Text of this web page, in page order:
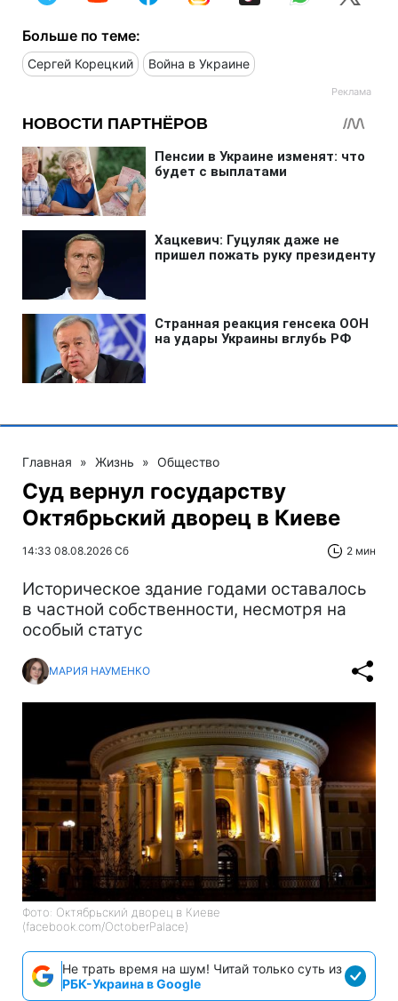
Больше по теме:
Сергей Корецкий Война в Украине
Главная » Жизнь » Общество
Суд вернул государству
Октябрьский дворец в Киеве
14:33 08.08.2026 Сб 2 мин
Историческое здание годами оставалось
в частной собственности, несмотря на
особый статус
МАРИЯ НАУМЕНКО
Фото: Октябрьский дворец в Киеве
(facebook.com/OctoberPalace)
Не трать время на шум! Читай только суть из
РБК-Украина в Google